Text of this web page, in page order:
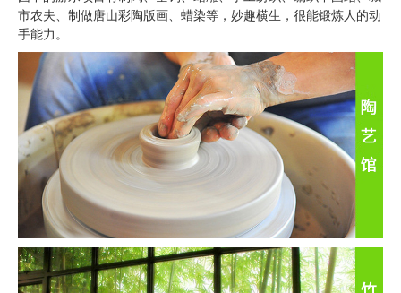
市农夫、制做唐山彩陶版画、蜡染等，妙趣横生，很能锻炼人的动
手能力。